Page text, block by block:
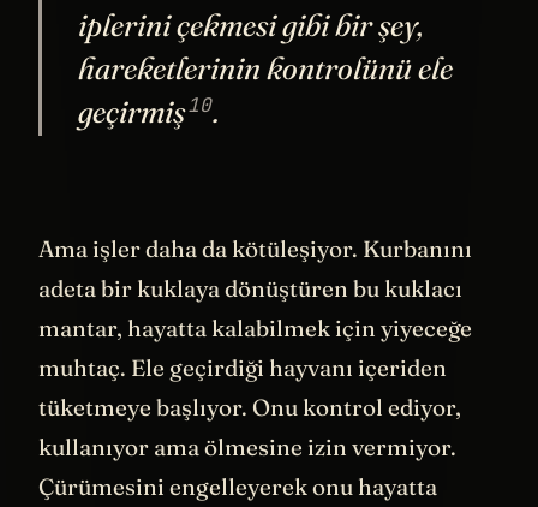
Bir kuklacının, kuklasının
iplerini çekmesi gibi bir şey,
hareketlerinin kontrolünü
Ama işler daha da kötüleşiyor. Kurbanını
adeta bir kuklaya dönüştüren bu kuklacı
mantar, hayatta kalabilmek için yiyeceğe
muhtaç. Ele geçirdiği hayvanı içeriden
tüketmeye başlıyor. Onu kontrol ediyor,
kullanıyor ama ölmesine izin vermiyor.